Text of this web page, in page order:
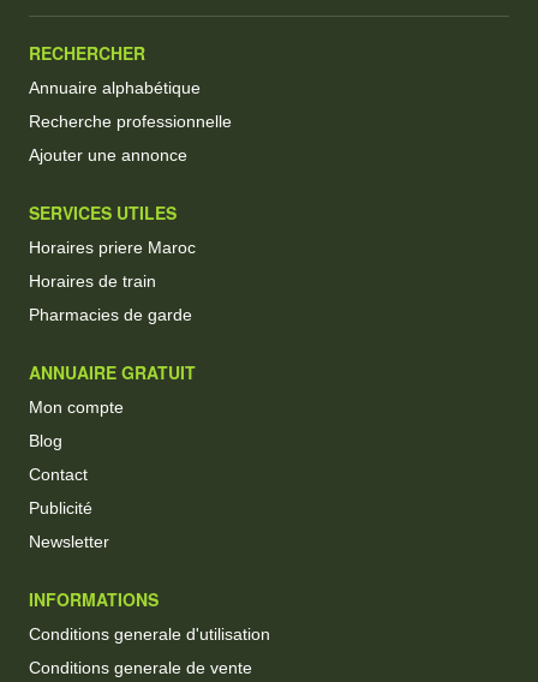
RECHERCHER
Annuaire alphabétique
Recherche professionnelle
Ajouter une annonce
SERVICES UTILES
Horaires priere Maroc
Horaires de train
Pharmacies de garde
ANNUAIRE GRATUIT
Mon compte
Blog
Contact
Publicité
Newsletter
INFORMATIONS
Conditions generale d'utilisation
Conditions generale de vente